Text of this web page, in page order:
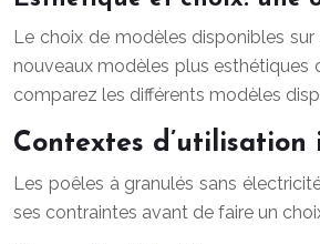
Le choix de modèles disponibles
nouveaux modèles plus esthétiques
comparez les différents modèles
Contextes
Les poêles à granulés sans
ses contraintes avant de faire un